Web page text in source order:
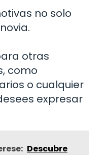
no solo
otras
como
o cualquier
expresar
Descubre